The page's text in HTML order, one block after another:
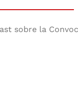
sobre la